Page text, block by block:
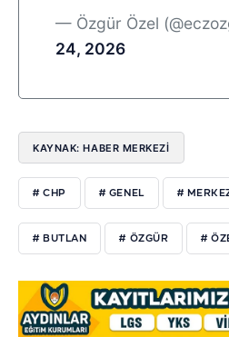
— Özgür Özel
24, 2026
KAYNAK: HABER MERKEZİ
# CHP # GENEL #
# BUTLAN # ÖZGÜR #